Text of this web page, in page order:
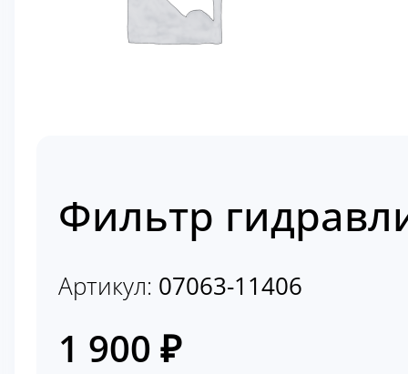
Фильтр
Артикул: 07063-11406
1 900 ₽